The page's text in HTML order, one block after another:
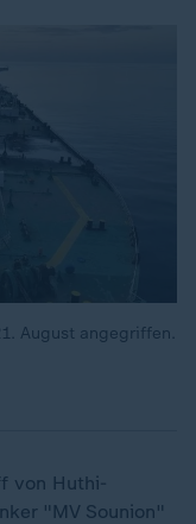
August angegriffen.
von Huthi-
"MV Sounion"